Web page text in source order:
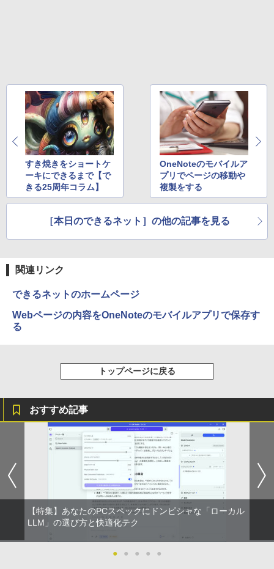
￥3,480
すき焼きをショートケ
ーキにできるまで【で
きる25周年コラム】
OneNoteのモバイルア
プリでページの移動や
複製をする
［本日のできるネット］の他の記事を見る
関連リンク
できるネットのホームページ
Webページの内容をOneNoteのモバイルアプリで保存す
る
トップページに戻る
おすすめ記事
【特集】あなたのPCスペックにドンピシャな「ローカル
LLM」の選び方と快適化テク
● ● ● ● ●